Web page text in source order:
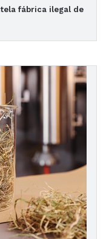
fábrica ilegal de